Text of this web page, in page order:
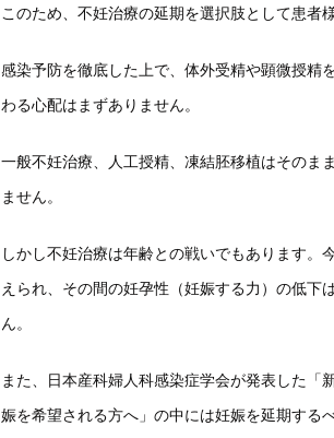
このため、不妊治療の延期を選択肢として患者
感染予防を徹底した上で、体外受精や顕微授精
わる心配はまずありません。
一般不妊治療、人工授精、凍結胚移植はそのま
ません。
しかし不妊治療は年齢との戦いでもあります
えられ、その間の妊孕性（妊娠する力）の低下
ん。
また、日本産科婦人科感染症学会が発表した
娠を希望される方へ」の中には妊娠を延期する